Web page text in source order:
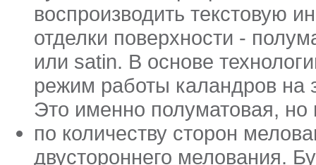
воспроизводить текстовую
отделки поверхности -
или satin. В основе
режим работы каландров на
Это именно полуматовая, но
по количеству сторон
двустороннего мелования.